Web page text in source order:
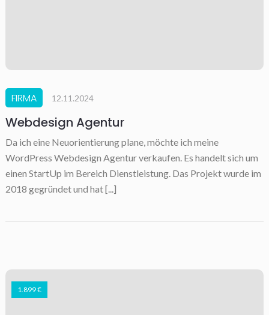
FIRMA 12.11.2024
Webdesign Agentur
Da ich eine Neuorientierung plane, möchte ich meine
WordPress Webdesign Agentur verkaufen. Es handelt sich um
einen StartUp im Bereich Dienstleistung. Das Projekt wurde im
2018 gegründet und hat [...]
1.899 €